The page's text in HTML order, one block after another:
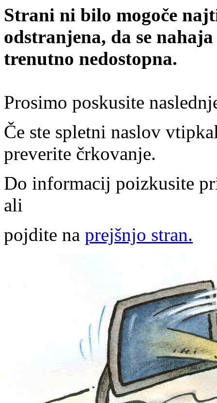
Strani ni bilo mogoče
odstranjena, da se
trenutno nedostopna.
Prosimo poskusite
Če ste spletni naslov
preverite črkovanje.
Do informacij poizkusite
ali
pojdite na prejšnjo stran.